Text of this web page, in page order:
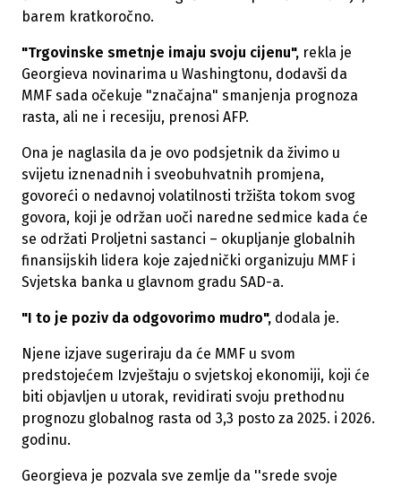
barem kratkoročno.
"Trgovinske smetnje imaju svoju cijenu", rekla je
Georgieva novinarima u Washingtonu, dodavši da
MMF sada očekuje "značajna" smanjenja prognoza
rasta, ali ne i recesiju, prenosi AFP.
Ona je naglasila da je ovo podsjetnik da živimo u
svijetu iznenadnih i sveobuhvatnih promjena,
govoreći o nedavnoj volatilnosti tržišta tokom svog
govora, koji je održan uoči naredne sedmice kada će
se održati Proljetni sastanci – okupljanje globalnih
finansijskih lidera koje zajednički organizuju MMF i
Svjetska banka u glavnom gradu SAD-a.
"I to je poziv da odgovorimo mudro", dodala je.
Njene izjave sugeriraju da će MMF u svom
predstojećem Izvještaju o svjetskoj ekonomiji, koji će
biti objavljen u utorak, revidirati svoju prethodnu
prognozu globalnog rasta od 3,3 posto za 2025. i 2026.
godinu.
Georgieva je pozvala sve zemlje da ''srede svoje